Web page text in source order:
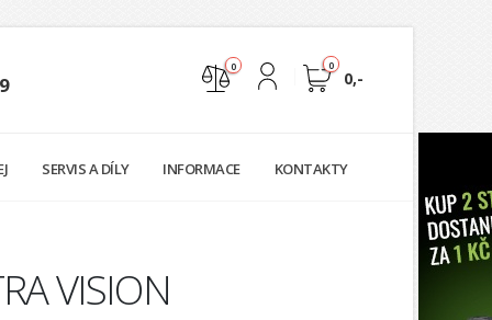
0
0,-
0
SERVIS A DÍLY INFORMACE KONTAKTY
VISION